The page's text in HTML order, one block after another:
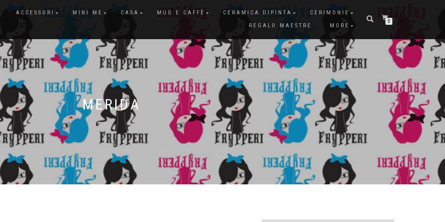
ACCESSORI MINI ME CASA MUG E CAFFÈ CERAMICA DIPINTA
CERIMONIE
REGALO MAESTRE
MORE
0
MERIDA